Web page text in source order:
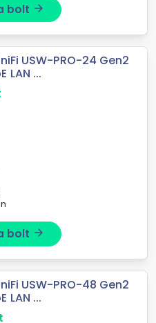
bolt arrow_forward
USW-PRO-24 Gen2
LAN ...
bolt arrow_forward
USW-PRO-48 Gen2
LAN ...